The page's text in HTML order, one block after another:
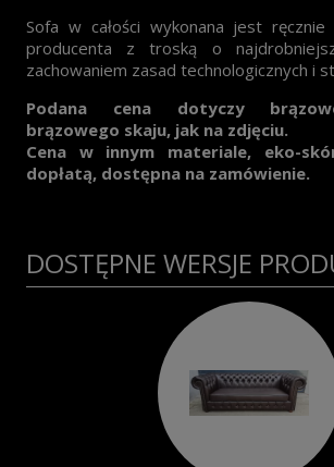
Sofa w całości wykonana jest
producenta z troską o
zachowaniem zasad technologicznych i
Podana cena dotyczy
brązowego skaju, jak na zdjęciu.
Cena w innym materiale, eko-
dopłatą, dostępna na zamówienie.
DOSTĘPNE WERSJE